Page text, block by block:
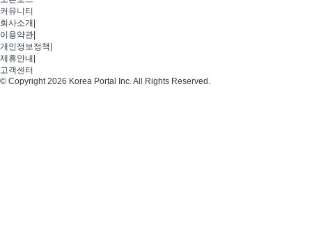
커뮤니티
회사소개
이용약관
개인정보정책
제휴안내
고객센터
© Copyright 2026 Korea Portal Inc. All Rights Reserved.